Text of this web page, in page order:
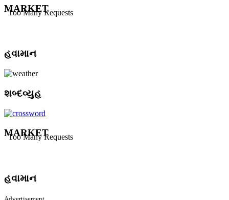
MARKET
હવામાન
શબ્દવ્યુહ
MARKET
હવામાન